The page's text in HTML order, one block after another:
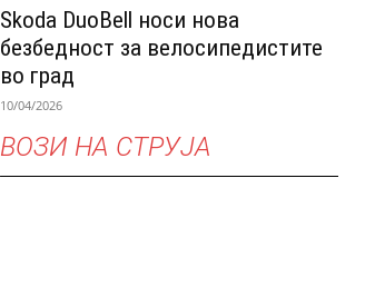
Skoda DuoBell носи нова
безбедност за велосипедистите
во град
10/04/2026
ВОЗИ НА СТРУЈА